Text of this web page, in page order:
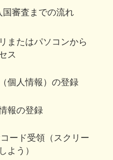
審査までの流れ
またはパソコンから
ス
個人情報）の登録
報の登録
ード受領（スクリー
よう）